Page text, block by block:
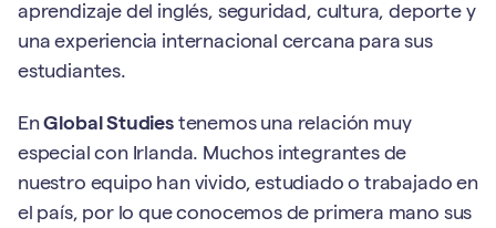
aprendizaje del inglés, seguridad, cultura, deporte y
una experiencia internacional cercana para sus
estudiantes.
EnGlobal Studiestenemos una relación muy
especial con Irlanda. Muchos integrantes de
nuestro equipo han vivido, estudiado o trabajado en
el país, por lo que conocemos de primera mano sus